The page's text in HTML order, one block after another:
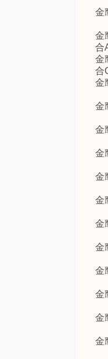
金
金
合
金
合
金
金
金
金
金
金
金
金
金
金
金
金